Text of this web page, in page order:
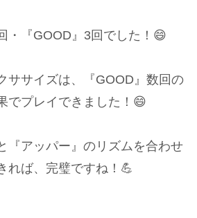
・『GOOD』3回でした！😄
ササイズは、『GOOD』数回の
でプレイできました！😄
『アッパー』のリズムを合わせ
れば、完璧ですね！💪